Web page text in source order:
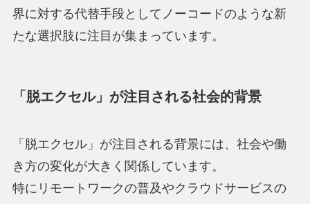
界に対する代替手段としてノーコードのような新
たな選択肢に注目が集まっています。
「脱エクセル」が注目される社会的背景
「脱エクセル」が注目される背景には、社会や働
き方の変化が大きく関係しています。
特にリモートワークの普及やクラウドサービスの